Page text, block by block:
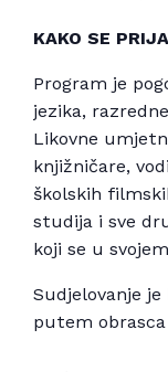
KAKO SE
Program je
jezika,
Likovne
knjižničare,
školskih
studija i sve
koji se u
Sudjelovanje
putem